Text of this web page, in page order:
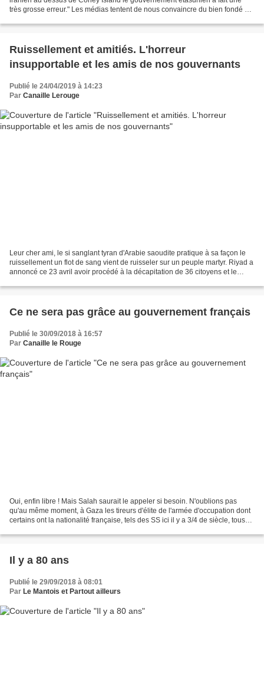
très grosse erreur." Les médias tentent de nous convaincre du bien fondé de
Ruissellement et amitiés. L'horreur
insupportable et les amis de nos gouvernants
Publié le 24/04/2019 à 14:23
Par Canaille Lerouge
Leur cher ami, le si sanglant tyran d'Arabie saoudite pratique à sa façon le
ruissellement un flot de sang vient de ruisseler sur un peuple martyr. Riyad a
annoncé ce 23 avril avoir procédé à la décapitation de 36 citoyens et le
Ce ne sera pas grâce au gouvernement français
Publié le 30/09/2018 à 16:57
Par Canaille le Rouge
Oui, enfin libre ! Mais Salah saurait le appeler si besoin. N'oublions pas
qu'au même moment, à Gaza les tireurs d'élite de l'armée d'occupation dont
certains ont la nationalité française, tels des SS ici il y a 3/4 de siècle, tous
Il y a 80 ans
Publié le 29/09/2018 à 08:01
Par Le Mantois et Partout ailleurs